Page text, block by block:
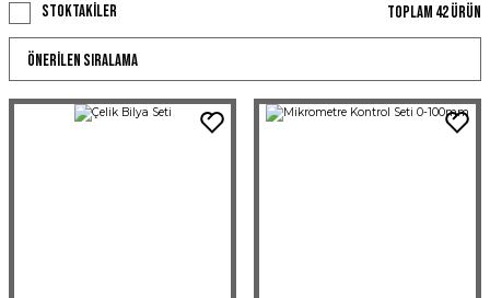
Stoktakiler Toplam 42 ürün